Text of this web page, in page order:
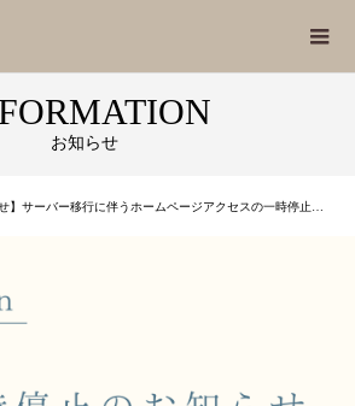
お知らせ
バー移行に伴うホームページアクセスの一時停止（2023年7月5日（火）午後6時 ～ 7月6日（水）午前6時まで）